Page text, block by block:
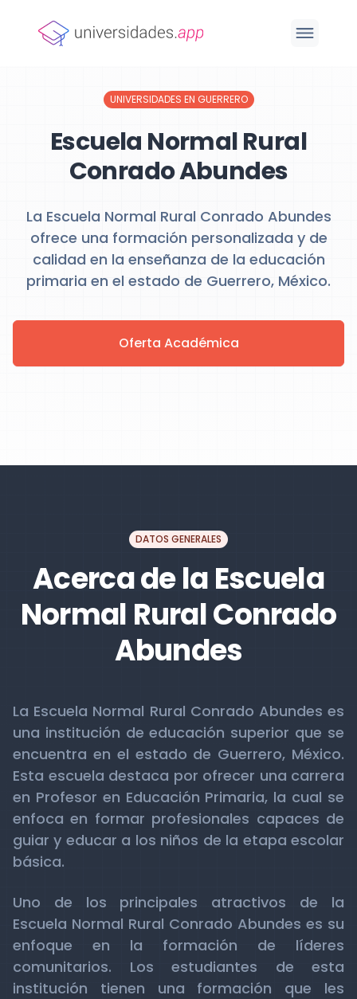
UNIVERSIDADES EN GUERRERO
Escuela Normal Rural
Conrado Abundes
La Escuela Normal Rural Conrado Abundes
ofrece una formación personalizada y de
calidad en la enseñanza de la educación
primaria en el estado de Guerrero, México.
Oferta Académica
DATOS GENERALES
Acerca de la Escuela
Normal Rural Conrado
Abundes
La Escuela Normal Rural Conrado Abundes es
una institución de educación superior que se
encuentra en el estado de Guerrero, México.
Esta escuela destaca por ofrecer una carrera
en Profesor en Educación Primaria, la cual se
enfoca en formar profesionales capaces de
guiar y educar a los niños de la etapa escolar
básica.
Uno de los principales atractivos de la
Escuela Normal Rural Conrado Abundes es su
enfoque en la formación de líderes
comunitarios. Los estudiantes de esta
institución tienen una formación que les